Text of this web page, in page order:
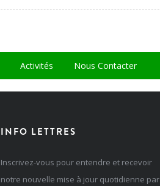
Activités Nous Contacter
INFO LETTRES
Inscrivez-vous pour entendre et recevoir
notre nouvelle mise à jour quotidienne par